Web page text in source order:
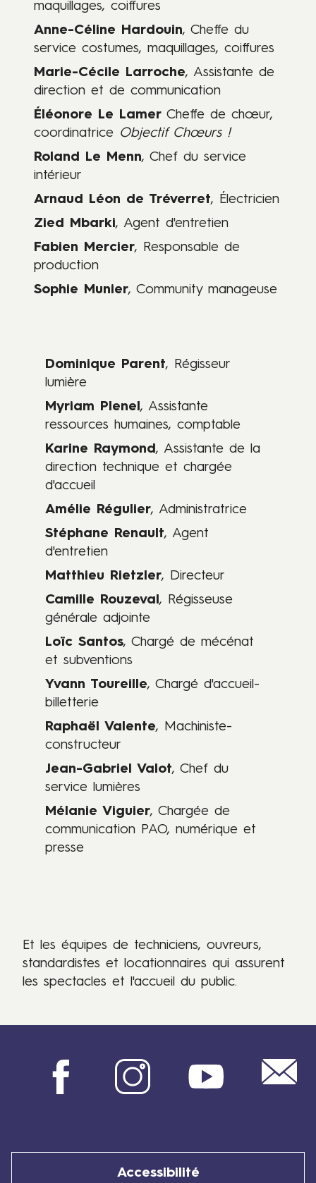
Contenus
maquillages, coiffures
Anne-Céline Hardouin, Cheffe du
service costumes, maquillages, coiffures
Marie-Cécile Larroche, Assistante de
direction et de communication
Éléonore Le Lamer Cheffe de chœur,
coordinatrice Objectif Chœurs !
Roland Le Menn, Chef du service
intérieur
Arnaud Léon de Tréverret, Électricien
Zied Mbarki, Agent d'entretien
Fabien Mercier, Responsable de
production
Sophie Munier, Community manageuse
Dominique Parent, Régisseur
lumière
Myriam Plenel, Assistante
ressources humaines, comptable
Karine Raymond, Assistante de la
direction technique et chargée
d'accueil
Amélie Régulier, Administratrice
Stéphane Renault, Agent
d'entretien
Matthieu Rietzler, Directeur
Camille Rouzeval, Régisseuse
générale adjointe
Loïc Santos, Chargé de mécénat
et subventions
Yvann Toureille, Chargé d'accueil-
billetterie
Raphaël Valente, Machiniste-
constructeur
Jean-Gabriel Valot, Chef du
service lumières
Mélanie Viguier, Chargée de
communication PAO, numérique et
presse
Et les équipes de techniciens, ouvreurs,
standardistes et locationnaires qui assurent
les spectacles et l'accueil du public.
Accessibilité